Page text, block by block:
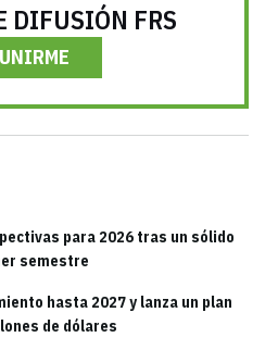
DIFUSIÓN FRS
UNIRME
para 2026 tras un sólido
semestre
hasta 2027 y lanza un plan
de dólares